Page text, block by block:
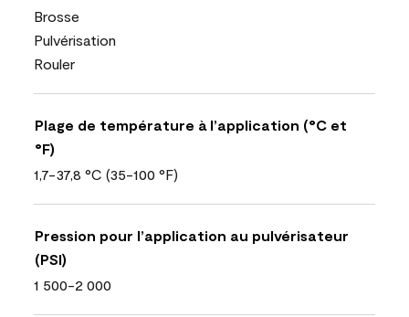
Brosse
Pulvérisation
Rouler
Plage de température à l’application (°C et
°F)
1,7-37,8 °C (35-100 °F)
Pression pour l’application au pulvérisateur
(PSI)
1 500-2 000